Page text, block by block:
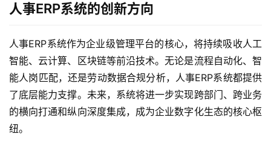
人事ERP系统的创新方向
人事ERP系统作为企业级管理平台的核心，将持续吸收人工
智能、云计算、区块链等前沿技术。无论是流程自动化、智
能人岗匹配，还是劳动数据合规分析，人事ERP系统都提供
了底层能力支撑。未来，系统将进一步实现跨部门、跨业务
的横向打通和纵向深度集成，成为企业数字化生态的核心枢
纽。